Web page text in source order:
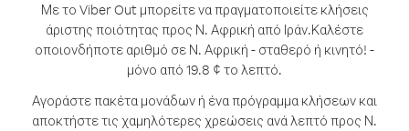
Με το Viber Out μπορείτε να πραγματοποιείτε κλήσεις
άριστης ποιότητας προς Ν. Αφρική από Ιράν.Καλέστε
οποιονδήποτε αριθμό σε Ν. Αφρική - σταθερό ή κινητό! -
μόνο από 19.8 ¢ το λεπτό.
Αγοράστε πακέτα μονάδων ή ένα πρόγραμμα κλήσεων και
αποκτήστε τις χαμηλότερες χρεώσεις ανά λεπτό προς Ν.